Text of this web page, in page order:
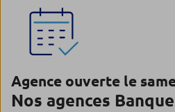
Agence ouverte le
Nos agences